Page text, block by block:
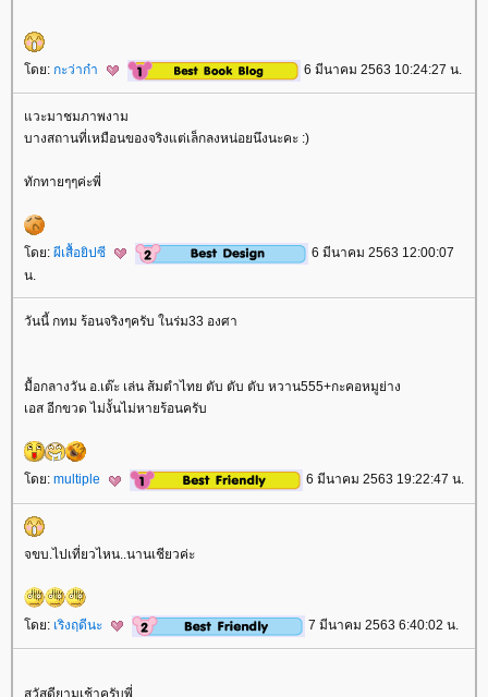
ดย: กะว่าก๋า 6 มีนาคม 2563 10:24:27 น.
วะมาชมภาพงาม
บางสถานที่เหมือนของจริงแต่เล็กลงหน่อยนึงนะคะ :)
ทักทายๆๆค่ะพี่
ดย: ผีเสื้อยิปซี
6 มีนาคม 2563 12:00:07
น.
วันนี้ กทม ร้อนจริงๆครับ ในร่ม33 องศา
มื้อกลางวัน อ.เต๊ะ เล่น ส้มตำไทย ตับ ตับ ตับ หวาน555+กะคอหมูย่าง
เอส อีกขวด ไม่งั้นไม่หายร้อนครับ
ดย: multiple 6 มีนาคม 2563 19:22:47 น.
จขบ.ไปเที่ยวไหน..นานเชียวค่ะ
ดย: เริงฤดีนะ 7 มีนาคม 2563 6:40:02 น.
สวัสดียามเช้าครับพี่